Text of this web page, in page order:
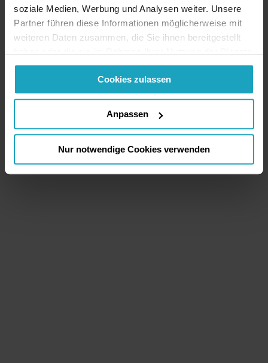
soziale Medien, Werbung und Analysen weiter. Unsere
Partner führen diese Informationen möglicherweise mit
weiteren Daten zusammen, die Sie ihnen bereitgestellt
gesammelt haben. Sie geben Einwilligung zu unseren
Cookies, wenn Sie unsere Webseite weiterhin nutzen.
Cookies zulassen
Anpassen
Nur notwendige Cookies verwenden